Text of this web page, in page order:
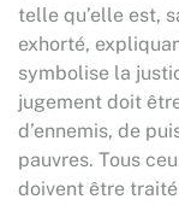
telle qu’elle est,
exhorté,
symbolise la
jugement doit
d’ennemis, de
pauvres. Tous
doivent être